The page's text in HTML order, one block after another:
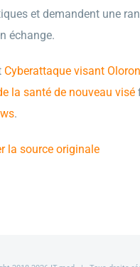
et demandent une
échange.
Cyberattaque visant
la santé de nouveau visé
.
la source originale